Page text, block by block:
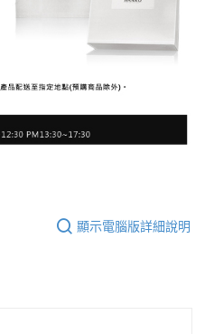
顯示電腦版詳細說明